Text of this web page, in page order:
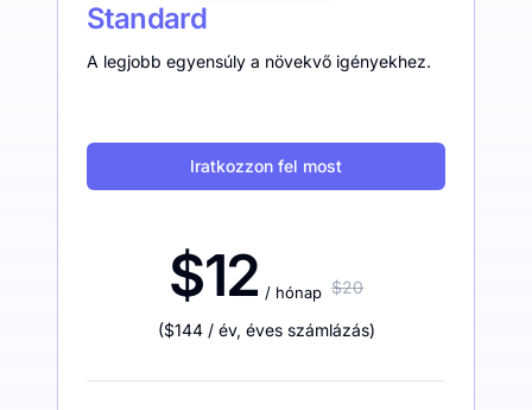
Standard
A legjobb egyensúly a növekvő igényekhez.
Iratkozzon fel most
$12 / hónap $20
($144 / év, éves számlázás)